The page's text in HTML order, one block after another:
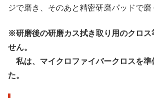
ジで磨き、そのあと精密研磨パッドで
※研磨後の研磨カス拭き取り用のクロス
せん。
私は、マイクロファイバークロスを準
た。